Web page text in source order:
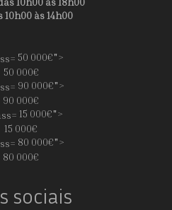
10h00 às 14h00
50 000€">
50 000€
90 000€">
90 000€
15 000€">
15 000€
80 000€">
80 000€
sociais